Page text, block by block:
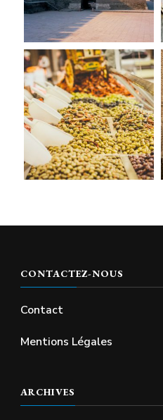
CONTACTEZ-NOUS
Contact
Mentions Légales
ARCHIVES